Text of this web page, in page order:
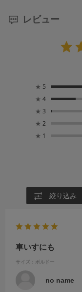
レビュー
★ 5
★ 4
★ 3
★ 2
★ 1
絞り込み
車いすにも
サイズ：ボルドー
no name